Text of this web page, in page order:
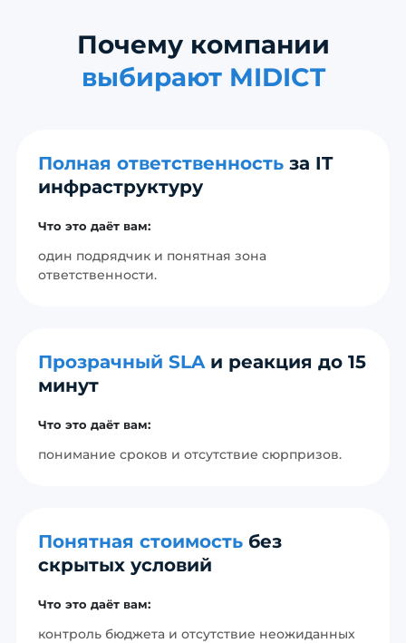
Почему компании
выбирают MIDICT
Полная ответственность за IT
инфраструктуру
Что это даёт вам:
один подрядчик и понятная зона
ответственности.
Прозрачный SLA и реакция до 15
минут
Что это даёт вам:
понимание сроков и отсутствие сюрпризов.
Понятная стоимость без
скрытых условий
Что это даёт вам:
контроль бюджета и отсутствие неожиданных